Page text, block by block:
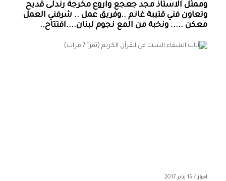
وممثل الاستاذ مجد جعجع واروع مخرجة رندلى قديح
وتعاون فني قتيبة غانم ..وفريق عمل .. شرفني العمل
معكن ..... ونخبة من المع نجوم لبنان....افتتاح..
اخبار/ 15 يناير 2017